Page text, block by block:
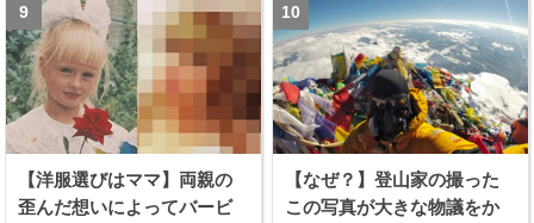
【洋服選びはママ】両親の
歪んだ想いによってバービ
【なぜ？】登山家の撮った
この写真が大きな物議をか